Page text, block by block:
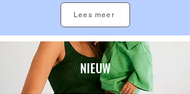
Lees meer
NIEUW